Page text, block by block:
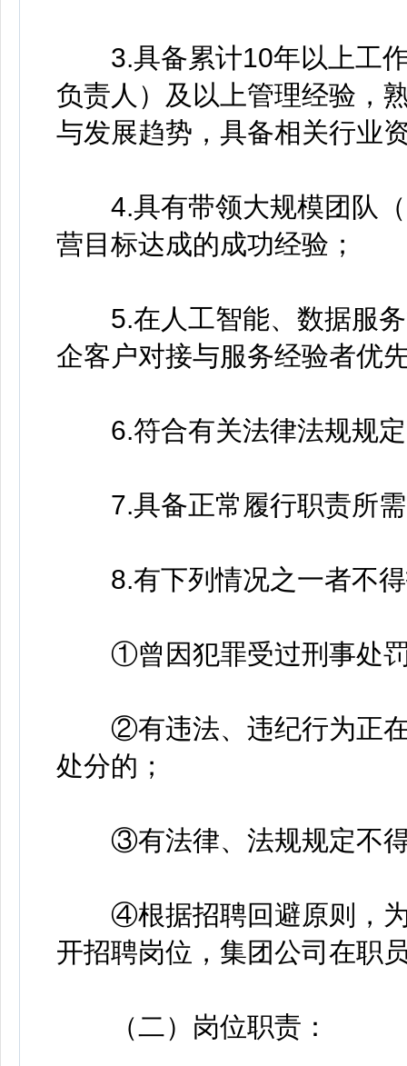
3.具备累计10年以上工作
负责人）及以上管理经验，
与发展趋势，具备相关行业
4.具有带领大规模团队（
营目标达成的成功经验；
5.在人工智能、数据服务
企客户对接与服务经验者优
6.符合有关法律法规规定
7.具备正常履行职责所需
8.有下列情况之一者不得
①曾因犯罪受过刑事处罚
②有违法、违纪行为正在
处分的；
③有法律、法规规定不得
④根据招聘回避原则，为
开招聘岗位，集团公司在职
（二）岗位职责：